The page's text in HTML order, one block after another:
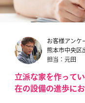
新築プラン
土地
お客様アンケ
熊本市中央区
担当：元田
立派な家を作って
在の設備の進歩に